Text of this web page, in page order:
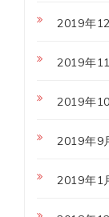
2019年
2019年
2019年
2019年9
2019年1